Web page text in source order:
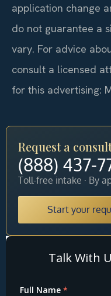
application change
do not guarantee a
vary. For advice
consult a licensed
for this advertising:
Request a
(888) 437-
Toll-free intake · By
Start your